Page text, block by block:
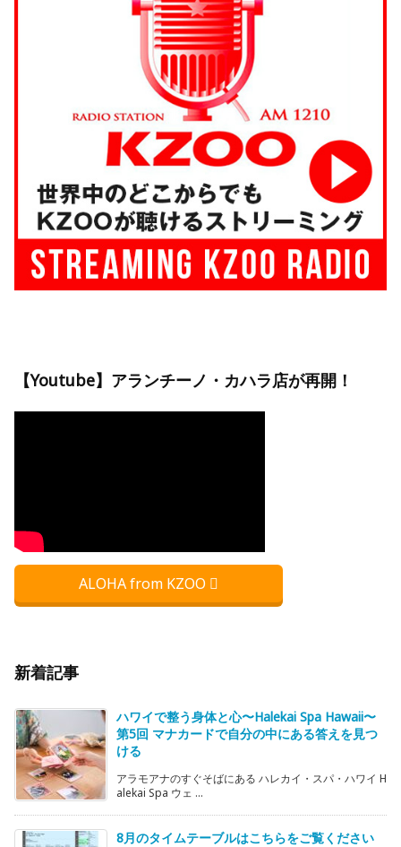
【Youtube】アランチーノ・カハラ店が再開！
ALOHA from KZOO
新着記事
ハワイで整う身体と心〜Halekai Spa Hawaii〜
第5回 マナカードで自分の中にある答えを見つ
ける
アラモアナのすぐそばにある ハレカイ・スパ・ハワイ H
alekai Spa ウェ ...
8月のタイムテーブルはこちらをご覧ください